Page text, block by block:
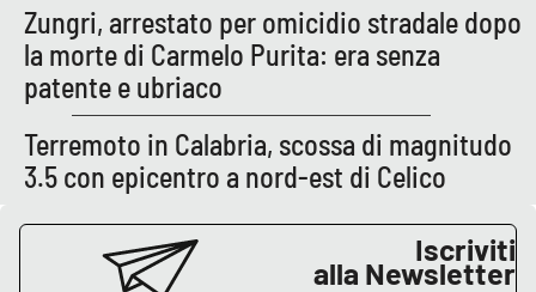
Zungri, arrestato per omicidio stradale dopo
la morte di Carmelo Purita: era senza
patente e ubriaco
Terremoto in Calabria, scossa di magnitudo
3.5 con epicentro a nord-est di Celico
Iscriviti
alla Newsletter